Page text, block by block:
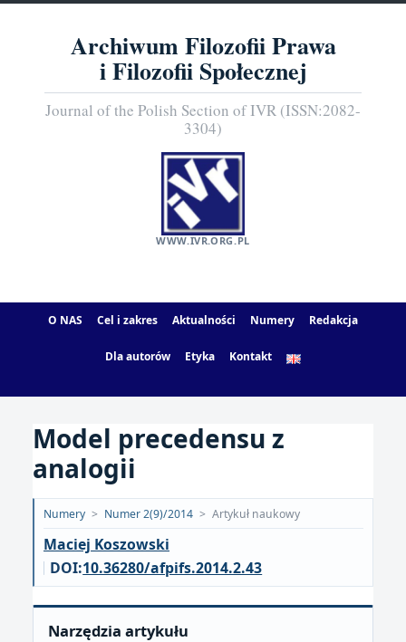
Archiwum Filozofii Prawa
i Filozofii Społecznej
Journal of the Polish Section of IVR (ISSN:2082-
3304)
WWW.IVR.ORG.PL
O NAS Cel i zakres Aktualności Numery Redakcja
Dla autorów Etyka Kontakt
Model precedensu z
analogii
Opublikowano:
2018-
09-
20
Numery > Numer 2(9)/2014 > Artykuł naukowy
Maciej Koszowski
DOI:10.36280/afpifs.2014.2.43
Narzędzia artykułu